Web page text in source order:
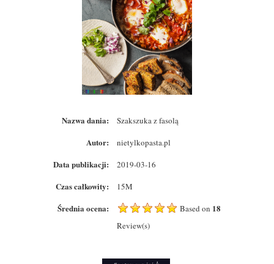
Nazwa dania: Szakszuka z fasolą
Autor: nietylkopasta.pl
Data publikacji: 2019-03-16
Czas całkowity: 15M
Średnia ocena: Based on 18
Review(s)